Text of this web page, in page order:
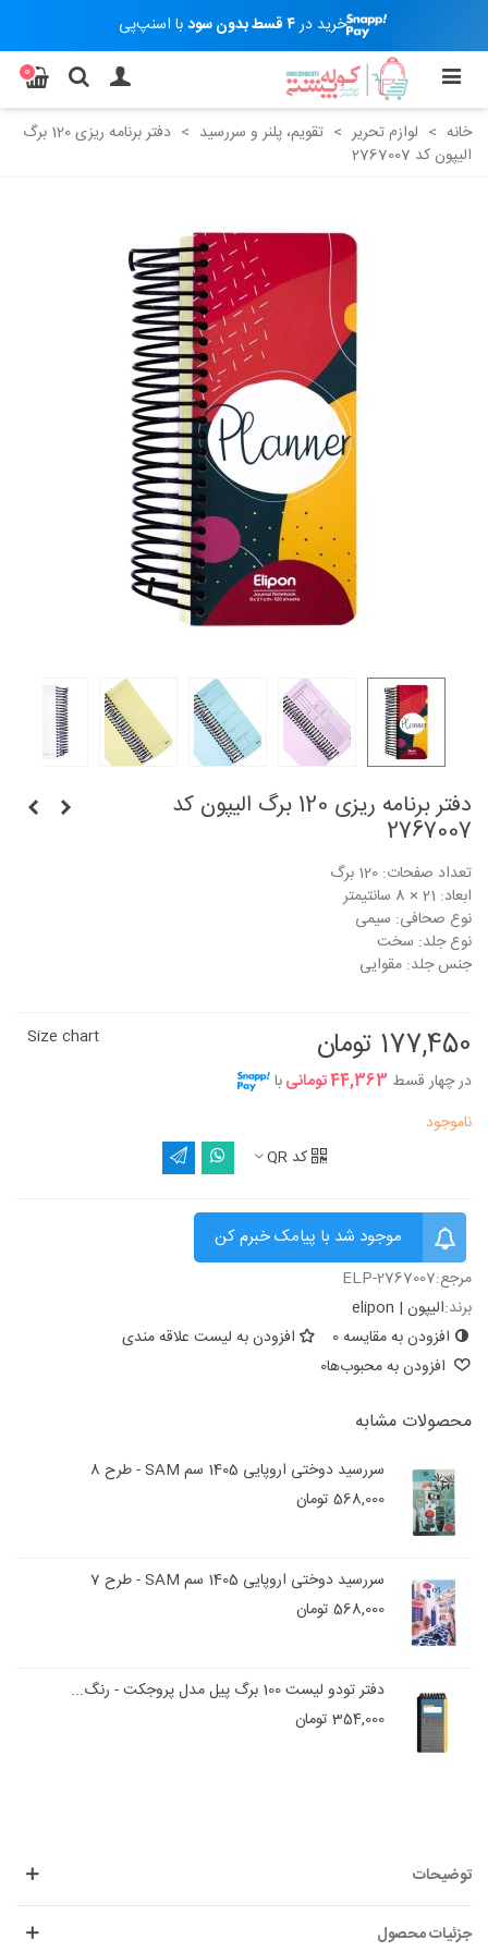
خرید در۴ قسط بدون سود با اسنپ‌پی
0
خانه > لوازم تحریر > تقویم، پلنر و سررسید >
دفتر برنامه ریزی 120 برگ
الیپون کد 2767007
دفتر برنامه ریزی 120 برگ الیپون کد
2767007
تعداد صفحات: 120 برگ
ابعاد: 21 × 8 سانتیمتر
نوع صحافی: سیمی
نوع جلد: سخت
جنس جلد: مقوایی
177,450 تومان
در چهار قسط 44,363 تومانی با
Size chart
ناموجود
کد QR
موجود شد با پیامک خبرم کن
مرجع:ELP-2767007
برند:الیپون | elipon
افزودن به مقایسه0
افزودن به لیست علاقه مندی
افزودن به محبوب‌ها0
محصولات مشابه
سررسید دوختی اروپایی 1405 سم SAM - طرح 8
568,000 تومان
سررسید دوختی اروپایی 1405 سم SAM - طرح 7
568,000 تومان
دفتر تودو لیست 100 برگ پیل مدل پروجکت - رنگ...
354,000 تومان
توضیحات
جزئیات محصول